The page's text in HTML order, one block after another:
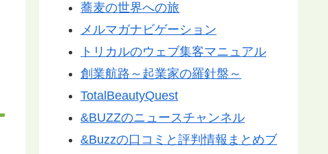
蕎麦の世界への旅
メルマガナビゲーション
トリカルのウェブ集客マニュアル
創業航路～起業家の羅針盤～
TotalBeautyQuest
&BUZZのニュースチャンネル
&Buzzの口コミと評判情報まとめブ